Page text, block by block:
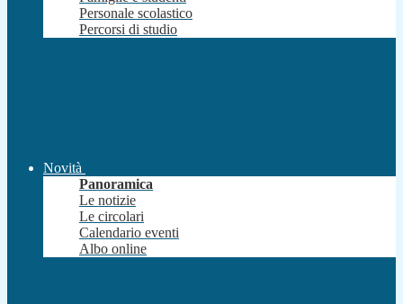
Personale scolastico
Percorsi di studio
Novità
Panoramica
Le notizie
Le circolari
Calendario eventi
Albo online